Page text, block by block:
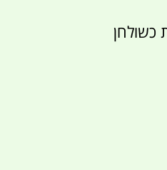
כשולחן